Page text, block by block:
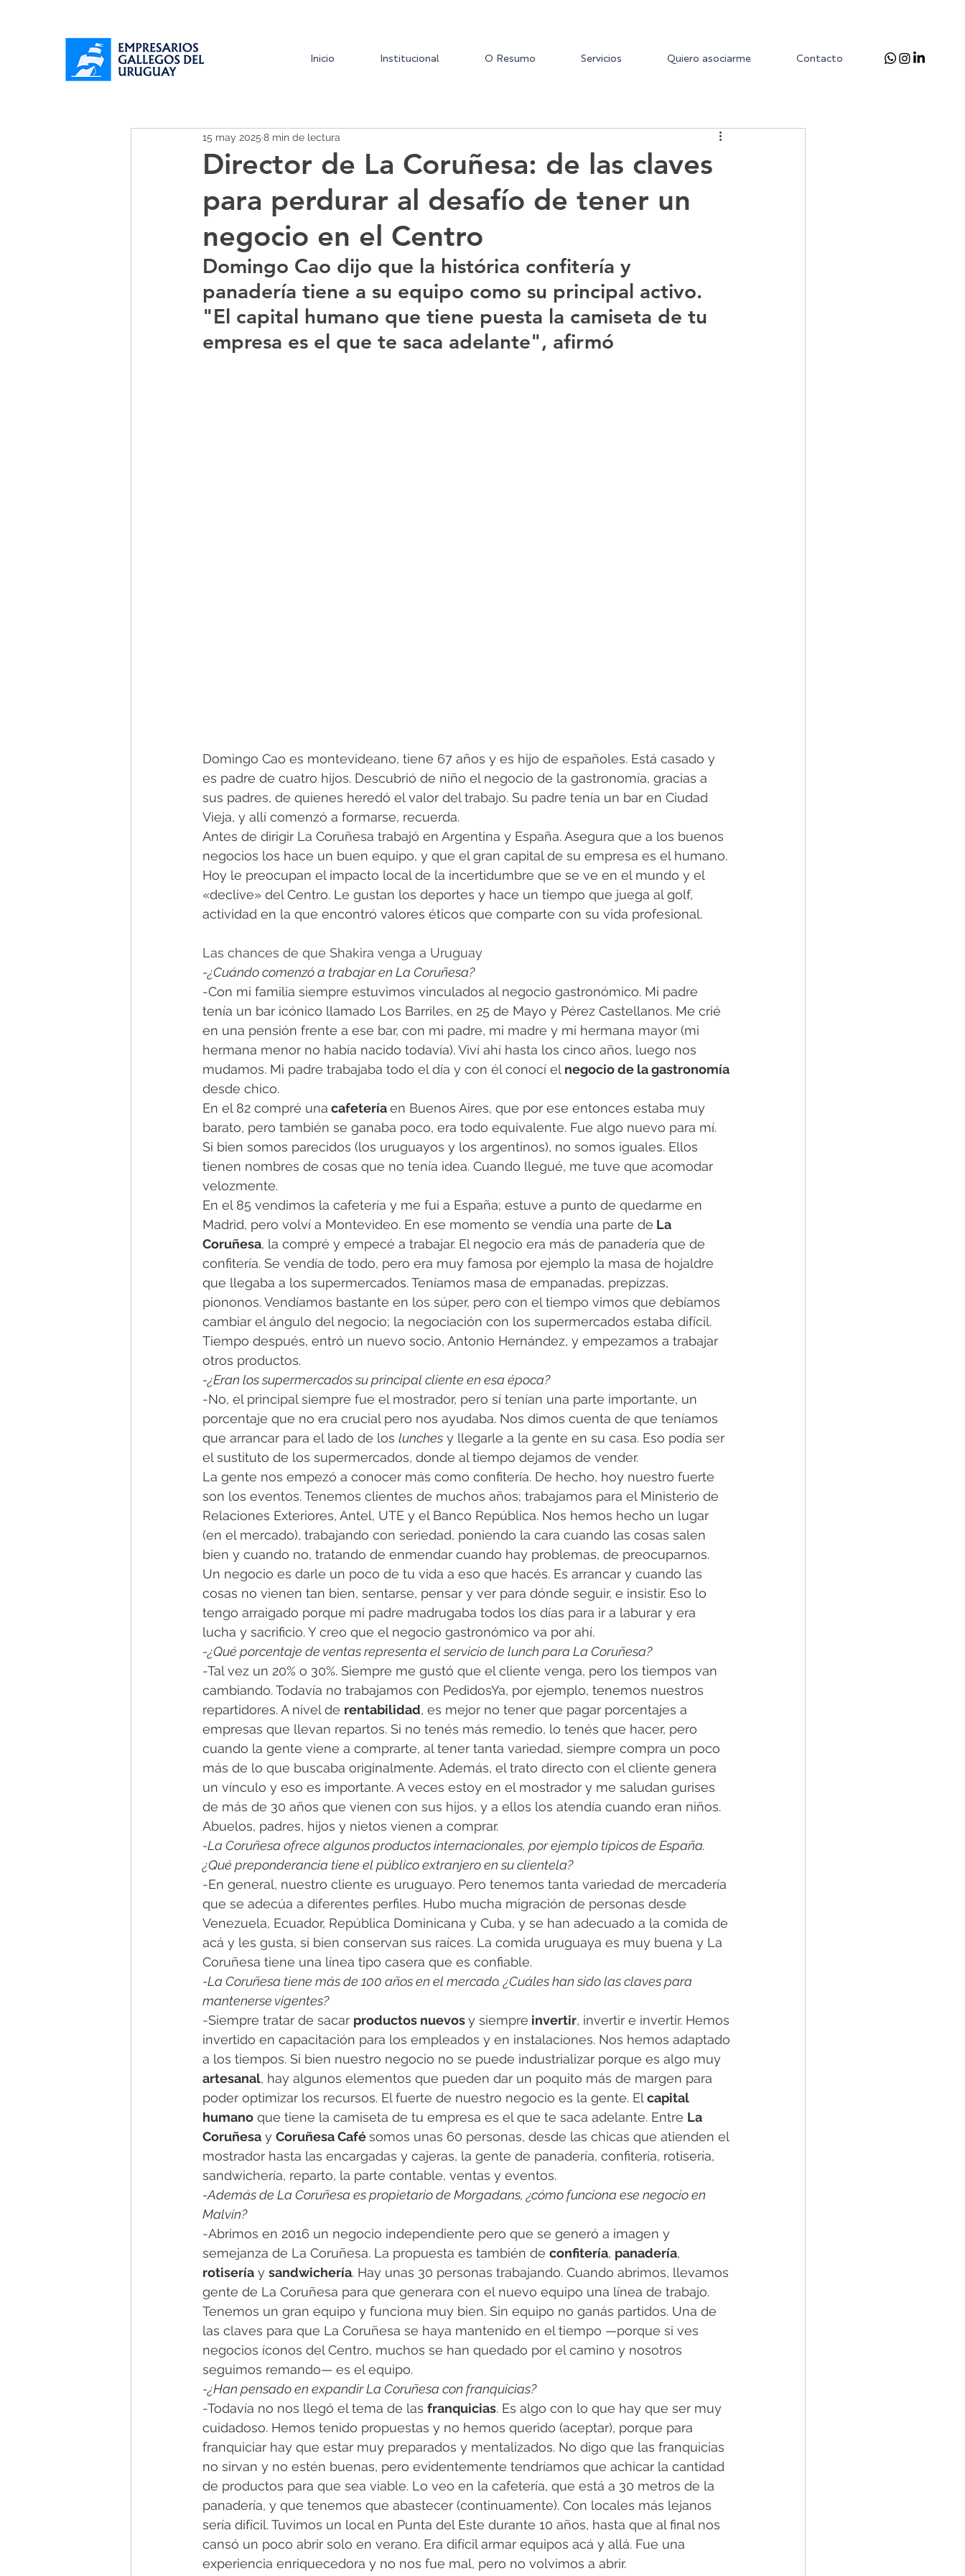
Inicio Institucional O Resumo Servicios Quiero asociarme Contacto
Director de La Coruñesa: de las claves
para perdurar al desafío de tener un
negocio en el Centro
15 may 2025 8 min de lectura
Domingo Cao dijo que la histórica confitería y
panadería tiene a su equipo como su principal activo.
"El capital humano que tiene puesta la camiseta de tu
empresa es el que te saca adelante", afirmó
Domingo Cao es montevideano, tiene 67 años y es hijo de españoles. Está casado y
es padre de cuatro hijos. Descubrió de niño el negocio de la gastronomía, gracias a
sus padres, de quienes heredó el valor del trabajo. Su padre tenía un bar en Ciudad
Vieja, y allí comenzó a formarse, recuerda.
Antes de dirigir La Coruñesa trabajó en Argentina y España. Asegura que a los buenos
negocios los hace un buen equipo, y que el gran capital de su empresa es el humano.
Hoy le preocupan el impacto local de la incertidumbre que se ve en el mundo y el
«declive» del Centro. Le gustan los deportes y hace un tiempo que juega al golf,
actividad en la que encontró valores éticos que comparte con su vida profesional.
Las chances de que Shakira venga a Uruguay
-¿Cuándo comenzó a trabajar en La Coruñesa?
-Con mi familia siempre estuvimos vinculados al negocio gastronómico. Mi padre
tenía un bar icónico llamado Los Barriles, en 25 de Mayo y Pérez Castellanos. Me crié
en una pensión frente a ese bar, con mi padre, mi madre y mi hermana mayor (mi
hermana menor no había nacido todavía). Viví ahí hasta los cinco años, luego nos
mudamos. Mi padre trabajaba todo el día y con él conocí el negocio de la gastronomía
desde chico.
En el 82 compré una cafetería en Buenos Aires, que por ese entonces estaba muy
barato, pero también se ganaba poco, era todo equivalente. Fue algo nuevo para mí.
Si bien somos parecidos (los uruguayos y los argentinos), no somos iguales. Ellos
tienen nombres de cosas que no tenía idea. Cuando llegué, me tuve que acomodar
velozmente.
En el 85 vendimos la cafetería y me fui a España; estuve a punto de quedarme en
Madrid, pero volví a Montevideo. En ese momento se vendía una parte de La
Coruñesa, la compré y empecé a trabajar. El negocio era más de panadería que de
confitería. Se vendía de todo, pero era muy famosa por ejemplo la masa de hojaldre
que llegaba a los supermercados. Teníamos masa de empanadas, prepizzas,
piononos. Vendíamos bastante en los súper, pero con el tiempo vimos que debíamos
cambiar el ángulo del negocio; la negociación con los supermercados estaba difícil.
Tiempo después, entró un nuevo socio, Antonio Hernández, y empezamos a trabajar
otros productos.
-¿Eran los supermercados su principal cliente en esa época?
-No, el principal siempre fue el mostrador, pero sí tenían una parte importante, un
porcentaje que no era crucial pero nos ayudaba. Nos dimos cuenta de que teníamos
que arrancar para el lado de los lunches y llegarle a la gente en su casa. Eso podía ser
el sustituto de los supermercados, donde al tiempo dejamos de vender.
La gente nos empezó a conocer más como confitería. De hecho, hoy nuestro fuerte
son los eventos. Tenemos clientes de muchos años; trabajamos para el Ministerio de
Relaciones Exteriores, Antel, UTE y el Banco República. Nos hemos hecho un lugar
(en el mercado), trabajando con seriedad, poniendo la cara cuando las cosas salen
bien y cuando no, tratando de enmendar cuando hay problemas, de preocuparnos.
Un negocio es darle un poco de tu vida a eso que hacés. Es arrancar y cuando las
cosas no vienen tan bien, sentarse, pensar y ver para dónde seguir, e insistir. Eso lo
tengo arraigado porque mi padre madrugaba todos los días para ir a laburar y era
lucha y sacrificio. Y creo que el negocio gastronómico va por ahí.
-¿Qué porcentaje de ventas representa el servicio de lunch para La Coruñesa?
-Tal vez un 20% o 30%. Siempre me gustó que el cliente venga, pero los tiempos van
cambiando. Todavía no trabajamos con PedidosYa, por ejemplo, tenemos nuestros
repartidores. A nivel de rentabilidad, es mejor no tener que pagar porcentajes a
empresas que llevan repartos. Si no tenés más remedio, lo tenés que hacer, pero
cuando la gente viene a comprarte, al tener tanta variedad, siempre compra un poco
más de lo que buscaba originalmente. Además, el trato directo con el cliente genera
un vínculo y eso es importante. A veces estoy en el mostrador y me saludan gurises
de más de 30 años que vienen con sus hijos, y a ellos los atendía cuando eran niños.
Abuelos, padres, hijos y nietos vienen a comprar.
-La Coruñesa ofrece algunos productos internacionales, por ejemplo típicos de España.
¿Qué preponderancia tiene el público extranjero en su clientela?
-En general, nuestro cliente es uruguayo. Pero tenemos tanta variedad de mercadería
que se adecúa a diferentes perfiles. Hubo mucha migración de personas desde
Venezuela, Ecuador, República Dominicana y Cuba, y se han adecuado a la comida de
acá y les gusta, si bien conservan sus raíces. La comida uruguaya es muy buena y La
Coruñesa tiene una línea tipo casera que es confiable.
-La Coruñesa tiene más de 100 años en el mercado. ¿Cuáles han sido las claves para
mantenerse vigentes?
-Siempre tratar de sacar productos nuevos y siempre invertir, invertir e invertir. Hemos
invertido en capacitación para los empleados y en instalaciones. Nos hemos adaptado
a los tiempos. Si bien nuestro negocio no se puede industrializar porque es algo muy
artesanal, hay algunos elementos que pueden dar un poquito más de margen para
poder optimizar los recursos. El fuerte de nuestro negocio es la gente. El capital
humano que tiene la camiseta de tu empresa es el que te saca adelante. Entre La
Coruñesa y Coruñesa Café somos unas 60 personas, desde las chicas que atienden el
mostrador hasta las encargadas y cajeras, la gente de panadería, confitería, rotisería,
sandwichería, reparto, la parte contable, ventas y eventos.
-Además de La Coruñesa es propietario de Morgadans, ¿cómo funciona ese negocio en
Malvín?
-Abrimos en 2016 un negocio independiente pero que se generó a imagen y
semejanza de La Coruñesa. La propuesta es también de confitería, panadería,
rotisería y sandwichería. Hay unas 30 personas trabajando. Cuando abrimos, llevamos
gente de La Coruñesa para que generara con el nuevo equipo una línea de trabajo.
Tenemos un gran equipo y funciona muy bien. Sin equipo no ganás partidos. Una de
las claves para que La Coruñesa se haya mantenido en el tiempo —porque si ves
negocios íconos del Centro, muchos se han quedado por el camino y nosotros
seguimos remando— es el equipo.
-¿Han pensado en expandir La Coruñesa con franquicias?
-Todavía no nos llegó el tema de las franquicias. Es algo con lo que hay que ser muy
cuidadoso. Hemos tenido propuestas y no hemos querido (aceptar), porque para
franquiciar hay que estar muy preparados y mentalizados. No digo que las franquicias
no sirvan y no estén buenas, pero evidentemente tendríamos que achicar la cantidad
de productos para que sea viable. Lo veo en la cafetería, que está a 30 metros de la
panadería, y que tenemos que abastecer (continuamente). Con locales más lejanos
sería difícil. Tuvimos un local en Punta del Este durante 10 años, hasta que al final nos
cansó un poco abrir solo en verano. Era difícil armar equipos acá y allá. Fue una
experiencia enriquecedora y no nos fue mal, pero no volvimos a abrir.